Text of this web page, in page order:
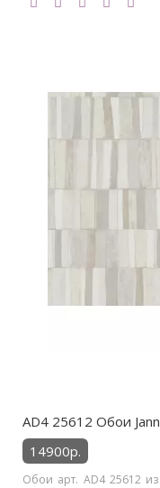
AD4 25612 Обои
14900р.
Обои арт. AD4 25612